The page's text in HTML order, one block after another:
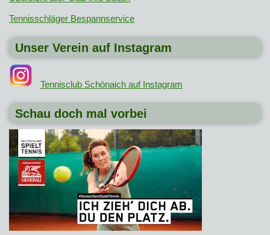
Tennisschläger Bespannservice
Unser Verein auf Instagram
Tennisclub Schönaich auf Instagram
Schau doch mal vorbei